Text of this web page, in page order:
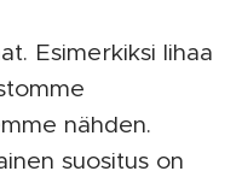
Esimerkiksi lihaa
nähden.
suositus on